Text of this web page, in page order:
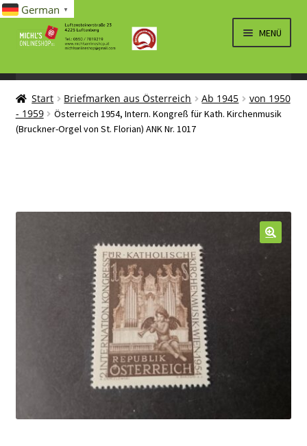
Navigation
Inhalt
MENÜ
SPIELWAREN/BAUSÄTZE
ÖFFNEN
ELEKTRO
ÖFFNEN
LÜFTUNG, HEIZUNG, KLIMA
ÖFFNEN
Start Briefmarken aus Österreich Ab 1945
von 1950
- 1959
Österreich 1954, Intern. Kongreß für Kath. Kirchenmusik
(Bruckner-Orgel von St. Florian) ANK Nr. 1017
German ▼